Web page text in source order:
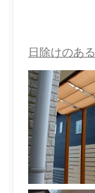
日除けのあ